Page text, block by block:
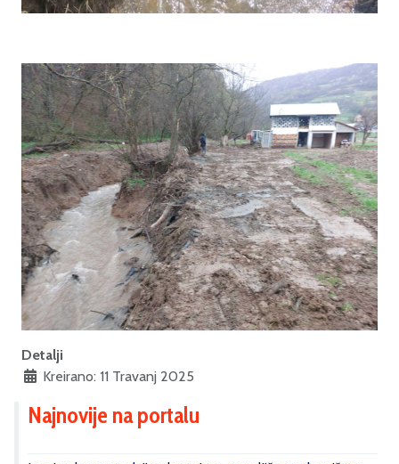
Detalji
Kreirano: 11 Travanj 2025
Najnovije na portalu